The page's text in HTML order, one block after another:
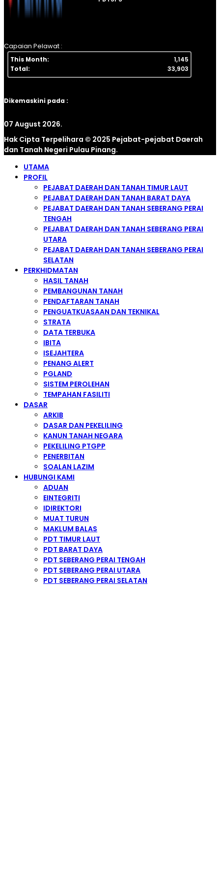
Capaian Pelawat :
This Month:
1,145
Total:
33,903
Dikemaskini pada :
07 August 2026.
Hak Cipta Terpelihara © 2025 Pejabat-pejabat Daerah
dan Tanah Negeri Pulau Pinang.
UTAMA
PROFIL
PEJABAT DAERAH DAN TANAH TIMUR LAUT
PEJABAT DAERAH DAN TANAH BARAT DAYA
PEJABAT DAERAH DAN TANAH SEBERANG PERAI
TENGAH
PEJABAT DAERAH DAN TANAH SEBERANG PERAI
UTARA
PEJABAT DAERAH DAN TANAH SEBERANG PERAI
SELATAN
PERKHIDMATAN
HASIL TANAH
PEMBANGUNAN TANAH
PENDAFTARAN TANAH
PENGUATKUASAAN DAN TEKNIKAL
STRATA
DATA TERBUKA
IBITA
ISEJAHTERA
PENANG ALERT
PGLAND
SISTEM PEROLEHAN
TEMPAHAN FASILITI
DASAR
ARKIB
DASAR DAN PEKELILING
KANUN TANAH NEGARA
PEKELILING PTGPP
PENERBITAN
SOALAN LAZIM
HUBUNGI KAMI
ADUAN
EINTEGRITI
IDIREKTORI
MUAT TURUN
MAKLUM BALAS
PDT TIMUR LAUT
PDT BARAT DAYA
PDT SEBERANG PERAI TENGAH
PDT SEBERANG PERAI UTARA
PDT SEBERANG PERAI SELATAN